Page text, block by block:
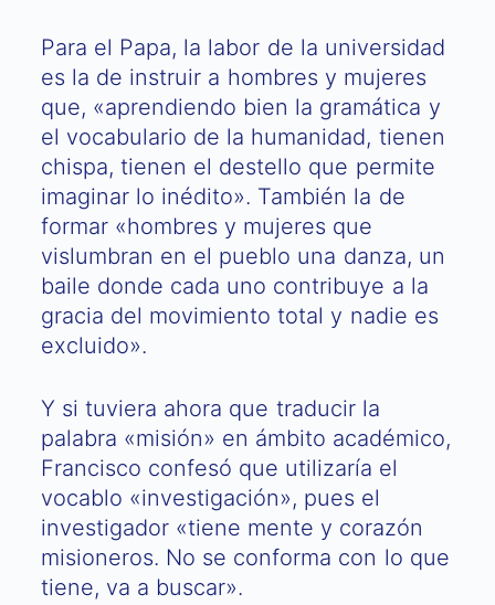
Para el Papa, la labor de la universidad
es la de instruir a hombres y mujeres
que, «aprendiendo bien la gramática y
el vocabulario de la humanidad, tienen
chispa, tienen el destello que permite
imaginar lo inédito». También la de
formar «hombres y mujeres que
vislumbran en el pueblo una danza, un
baile donde cada uno contribuye a la
gracia del movimiento total y nadie es
excluido».
Y si tuviera ahora que traducir la
palabra «misión» en ámbito académico,
Francisco confesó que utilizaría el
vocablo «investigación», pues el
investigador «tiene mente y corazón
misioneros. No se conforma con lo que
tiene, va a buscar».